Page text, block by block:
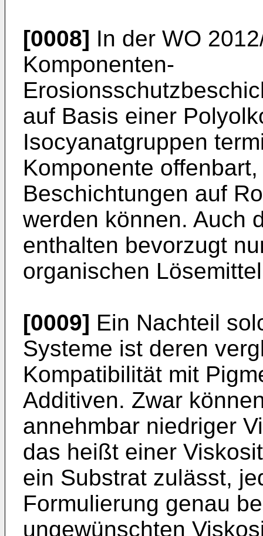
[0008] In der WO
Komponenten-
auf Basis einer
Isocyanatgruppen
Komponente
Beschichtungen auf
werden können. Auch
enthalten bevorzugt
organischen
[0009] Ein Nachteil
Systeme ist deren
Kompatibilität mit
Additiven. Zwar
annehmbar niedriger
das heißt einer
ein Substrat zulässt,
Formulierung genau
ungewünschten